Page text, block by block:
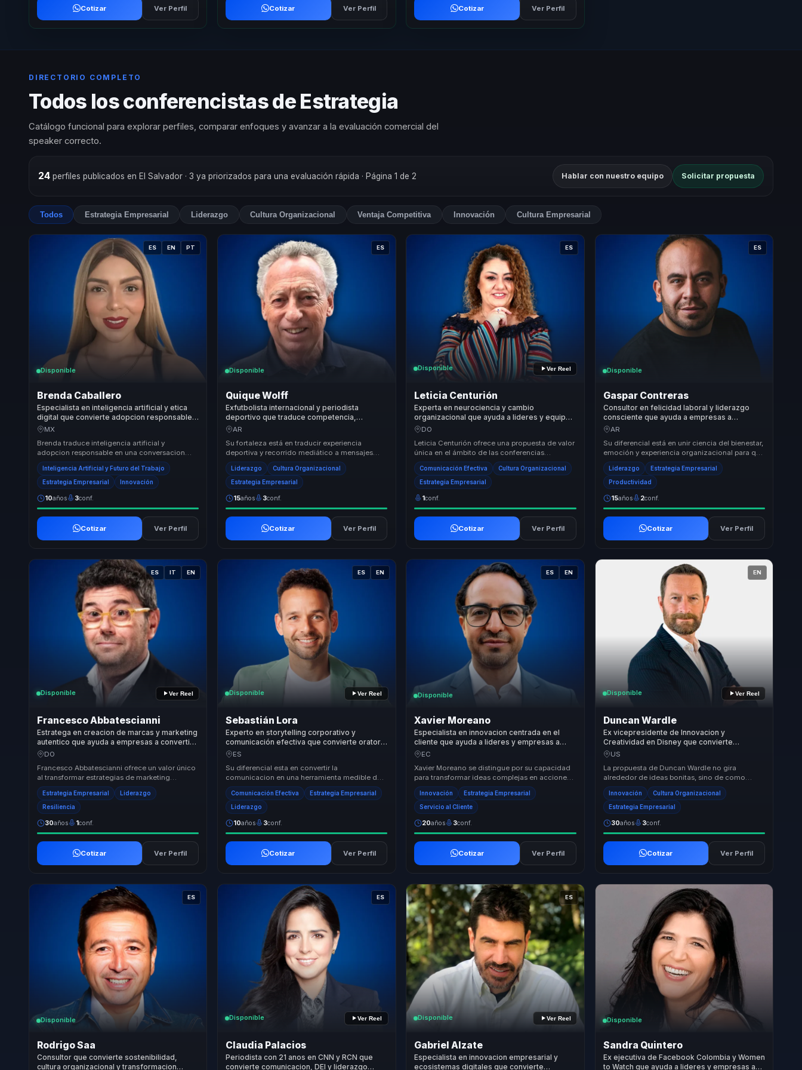
Cotizar Ver Perfil Cotizar Ver Perfil Cotizar Ver Perfil
DIRECTORIO COMPLETO
Todos los conferencistas de Estrategia
Catálogo funcional para explorar perfiles, comparar enfoques y avanzar a la evaluación comercial del
speaker correcto.
24perfiles publicados en El Salvador · 3 ya priorizados para una evaluación rápida · Página 1 de 2 Hablar con nuestro equipo Solicitar propuesta
Todos Estrategia Empresarial Liderazgo Cultura Organizacional Ventaja Competitiva Innovación Cultura Empresarial
ES EN PT
Disponible
Brenda Caballero
Especialista en inteligencia artificial y etica
digital que convierte adopcion responsable
en claridad y criterio para empresas.
MX
Brenda traduce inteligencia artificial y
adopcion responsable en una conversacion
clara para organizaciones que necesitan
criterio, etica...
Inteligencia Artificial y Futuro del Trabajo
Estrategia Empresarial Innovación
10años 3conf.
Cotizar Ver Perfil
ES
Disponible
Quique Wolff
Exfutbolista internacional y periodista
deportivo que traduce competencia,
disciplina y trabajo en equipo en compromiso
AR
Su fortaleza está en traducir experiencia
deportiva y recorrido mediático a mensajes
útiles para liderazgo y cultura de equipo.
Conecta d...
Liderazgo Cultura Organizacional
Estrategia Empresarial
15años 3conf.
Cotizar Ver Perfil
ES
Disponible Ver Reel
Leticia Centurión
Experta en neurociencia y cambio
organizacional que ayuda a lideres y equipos
a convertir comunicacion interna en
DO
Leticia Centurión ofrece una propuesta de valor
única en el ámbito de las conferencias
empresariales, centrada en la transformación
organ...
Comunicación Efectiva Cultura Organizacional
Estrategia Empresarial
1conf.
Cotizar Ver Perfil
ES
Disponible
Gaspar Contreras
Consultor en felicidad laboral y liderazgo
consciente que ayuda a empresas a
convertir bienestar en cultura y resultados
AR
Su diferencial está en unir ciencia del bienestar,
emoción y experiencia organizacional para que
la felicidad deje de sonar abstracta. At...
Liderazgo Estrategia Empresarial
Productividad
15años 2conf.
Cotizar Ver Perfil
ES IT EN
Disponible Ver Reel
Francesco Abbatescianni
Estratega en creacion de marcas y marketing
autentico que ayuda a empresas a convertir
diferenciacion en posicionamiento, lealtad y
DO
Francesco Abbatescianni ofrece un valor único
al transformar estrategias de marketing
convencionales en enfoques auténticos y
efectivos q...
Estrategia Empresarial Liderazgo
Resiliencia
30años 1conf.
Cotizar Ver Perfil
ES EN
Disponible Ver Reel
Sebastián Lora
Experto en storytelling corporativo y
comunicación efectiva que convierte oratoria
y presencia en claridad y decisiones para
ES
Su diferencial esta en convertir la
comunicacion en una herramienta medible de
influencia. Une storytelling, estructura,
presencia y pers...
Comunicación Efectiva Estrategia Empresarial
Liderazgo
10años 3conf.
Cotizar Ver Perfil
ES EN
Disponible
Xavier Moreano
Especialista en innovacion centrada en el
cliente que ayuda a lideres y empresas a
convertir estrategia digital en crecimiento,
EC
Xavier Moreano se distingue por su capacidad
para transformar ideas complejas en acciones
concretas. Su enfoque integrador conecta la
inn...Innovación Estrategia Empresarial
Servicio al Cliente
20años 3conf.
Cotizar Ver Perfil
EN
Disponible Ver Reel
Duncan Wardle
Ex vicepresidente de Innovacion y
Creatividad en Disney que convierte
creatividad e innovacion en cultura aplicable
US
La propuesta de Duncan Wardle no gira
alrededor de ideas bonitas, sino de como
construir culturas capaces de innovar de forma
sostenida. ...
Innovación Cultura Organizacional
Estrategia Empresarial
30años 3conf.
Cotizar Ver Perfil
ES
Disponible
Rodrigo Saa
Consultor que convierte sostenibilidad,
cultura organizacional y transformacion
ES
Disponible Ver Reel
Claudia Palacios
Periodista con 21 anos en CNN y RCN que
convierte comunicacion, DEI y liderazgo
ES
Disponible Ver Reel
Gabriel Alzate
Especialista en innovacion empresarial y
ecosistemas digitales que convierte
Disponible
Sandra Quintero
Ex ejecutiva de Facebook Colombia y Women
to Watch que ayuda a lideres y empresas a